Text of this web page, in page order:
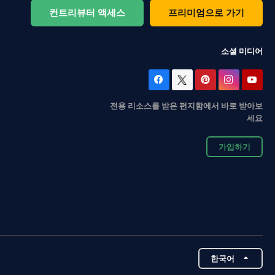
컨트리뷰터 액세스 프리미엄으로 가기
소셜 미디어
전용 리소스를 받은 편지함에서 바로 받아보
세요
가입하기
한국어